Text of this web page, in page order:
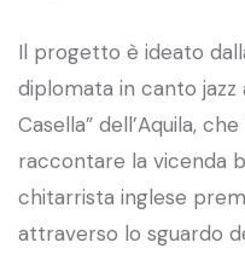
Il progetto è ideato
diplomata in canto jazz
Casella” dell’Aquila,
raccontare la vicenda
chitarrista inglese
attraverso lo sguardo